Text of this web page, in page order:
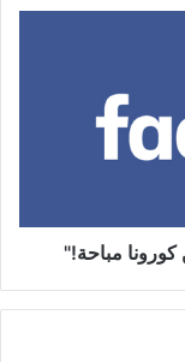
مباحة!"